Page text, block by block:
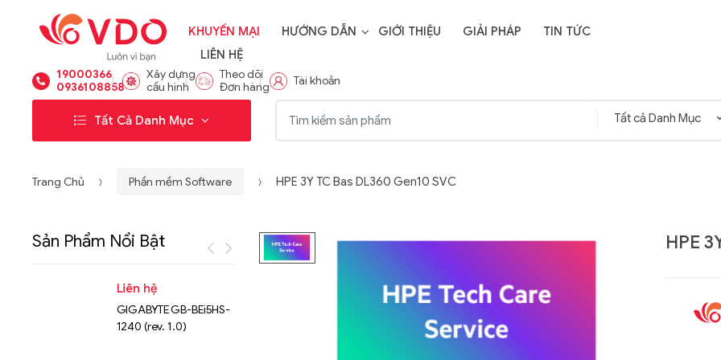
KHUYẾN MẠI HƯỚNG DẪN GIỚI THIỆU GIẢI PHÁP
TIN TỨC
LIÊN HỆ
19000366
0936108858
Xây dựng
cấu hình
Theo dõi
Đơn hàng
Tài khoản
Tất Cả Danh Mục
Trang Chủ Phần mềm Software HPE 3Y TC Bas DL360 Gen10 SVC
HPE
Sản Phẩm Nổi Bật
Liên hệ
GIGABYTE GB-BEi5HS-
1240 (rev. 1.0)
Liên hệ